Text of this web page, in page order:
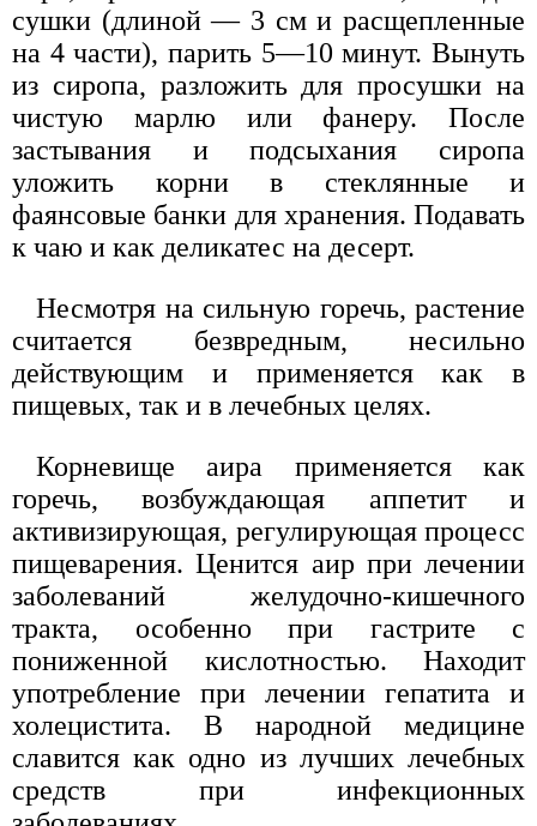
сушки (длиной — 3 см и расщепленные
на 4 части), парить 5—10 минут. Вынуть
из сиропа, разложить для просушки на
чистую марлю или фанеру. После
застывания и подсыхания сиропа
уложить корни в стеклянные и
фаянсовые банки для хранения. Подавать
к чаю и как деликатес на десерт.
Несмотря на сильную горечь, растение
считается безвредным, несильно
действующим и применяется как в
пищевых, так и в лечебных целях.
Корневище аира применяется как
горечь, возбуждающая аппетит и
активизирующая, регулирующая процесс
пищеварения. Ценится аир при лечении
заболеваний желудочно-кишечного
тракта, особенно при гастрите с
пониженной кислотностью. Находит
употребление при лечении гепатита и
холецистита. В народной медицине
славится как одно из лучших лечебных
средств при инфекционных